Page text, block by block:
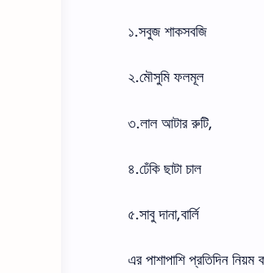
১.সবুজ শাকসবজি
২.মৌসুমি ফলমূল
৩.লাল আটার রুটি,
৪.ঢেঁকি ছাটা চাল
৫.সাবু দানা,বার্লি
এর পাশাপাশি প্রতিদিন নিয়ম